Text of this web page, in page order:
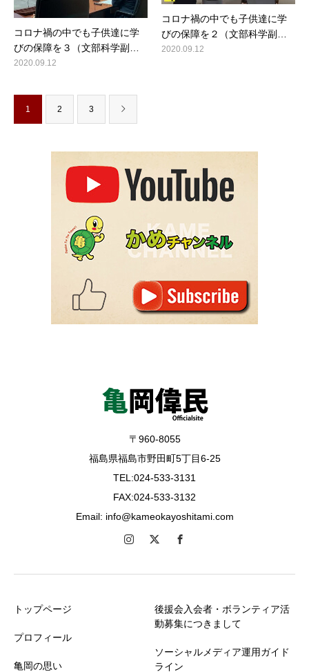
コロナ禍の中でも子供達に学
びの保障を３（文部科学副…
2020.09.12
コロナ禍の中でも子供達に学
びの保障を２（文部科学副…
2020.09.12
1 2 3
〒960-8055
福島県福島市野田町5丁目6-25
TEL:024-533-3131
FAX:024-533-3132
Email: info@kameokayoshitami.com
トップページ
プロフィール
亀岡の思い
後援会入会者・ボランティア活
動募集につきまして
ソーシャルメディア運用ガイド
ライン